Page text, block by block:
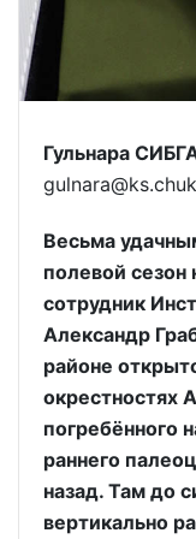
Гульнара
Весьма
полевой сезон
сотрудник
Александр
районе
окрестностях
погребённого
раннего
назад. Там до
вертикально